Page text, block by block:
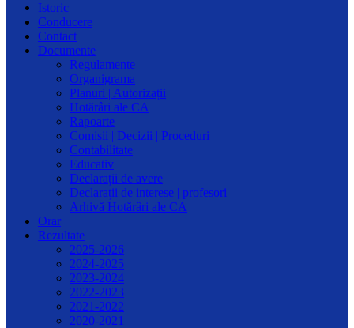
Istoric
Conducere
Contact
Documente
Regulamente
Organigrama
Planuri | Autorizații
Hotărâri ale CA
Rapoarte
Comisii | Decizii | Proceduri
Contabilitate
Educativ
Declarații de avere
Declarații de interese | profesori
Arhivă Hotărâri ale CA
Orar
Rezultate
2025-2026
2024-2025
2023-2024
2022-2023
2021-2022
2020-2021